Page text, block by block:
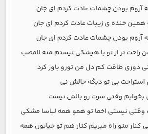
آروم بودن چشمات عادت کردم ای جان
همین خنده ی زیبات عادت کردم ای جان
آروم بودن چشمات عادت کردم ای جان
راحت تر از تو با هیشکی نیستم منه لامصب
دوری طاقت کم دل من تورو باور کرد
استراحت بی تو دیگه حالش نی
بخوابم وقتی سرت رو بالش نیست
نیستی اخما تو همو همه لباسا مشکی
منو راه میریم کنار هم تو خیابون همه